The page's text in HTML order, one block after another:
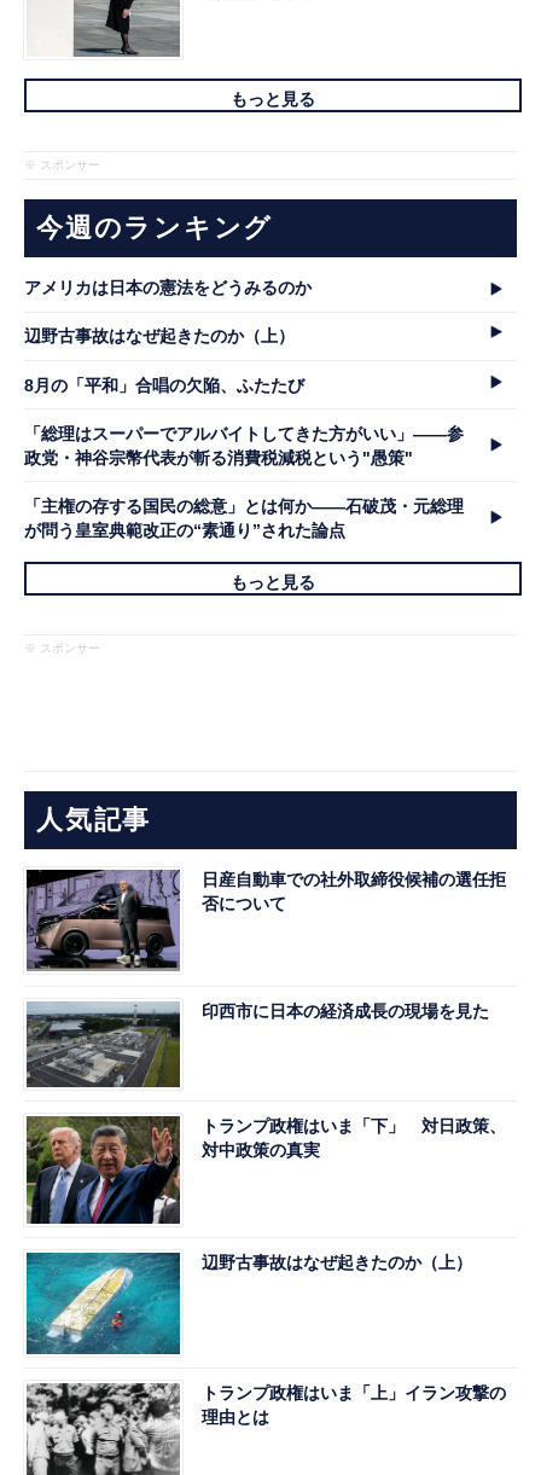
もっと見る
※ スポンサー
今週のランキング
アメリカは日本の憲法をどうみるのか
辺野古事故はなぜ起きたのか（上）
8月の「平和」合唱の欠陥、ふたたび
「総理はスーパーでアルバイトしてきた方がいい」――参
政党・神谷宗幣代表が斬る消費税減税という"愚策"
「主権の存する国民の総意」とは何か――石破茂・元総理
が問う皇室典範改正の“素通り”された論点
もっと見る
※ スポンサー
人気記事
日産自動車での社外取締役候補の選任拒
否について
印西市に日本の経済成長の現場を見た
トランプ政権はいま「下」 対日政策、
対中政策の真実
辺野古事故はなぜ起きたのか（上）
トランプ政権はいま「上」イラン攻撃の
理由とは